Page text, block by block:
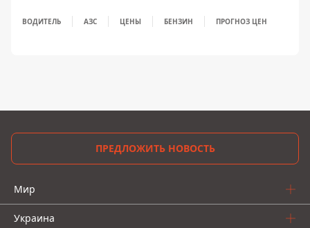
ВОДИТЕЛЬ АЗС ЦЕНЫ БЕНЗИН ПРОГНОЗ ЦЕН
ПРЕДЛОЖИТЬ НОВОСТЬ
Мир
Украина